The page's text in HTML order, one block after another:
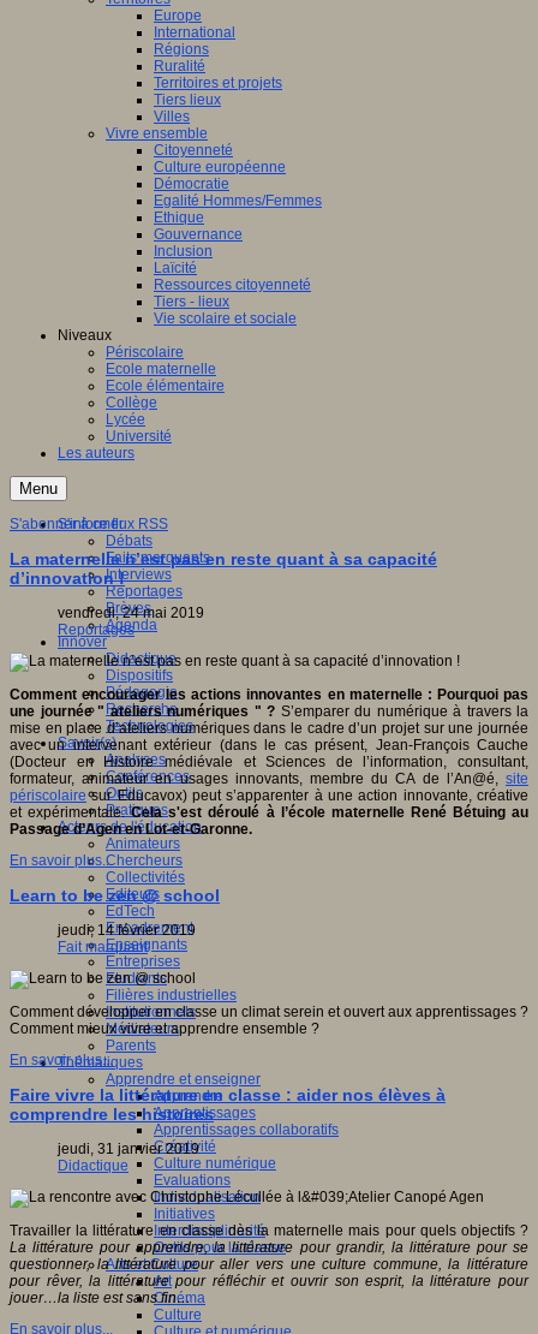
Europe
International
Régions
Ruralité
Territoires et projets
Tiers lieux
Villes
Vivre ensemble
Citoyenneté
Culture européenne
Démocratie
Egalité Hommes/Femmes
Ethique
Gouvernance
Inclusion
Laïcité
Ressources citoyenneté
Tiers - lieux
Vie scolaire et sociale
Niveaux
Périscolaire
Ecole maternelle
Ecole élémentaire
Collège
Lycée
Université
Les auteurs
Menu
S'informer
Débats
Faits marquants
Interviews
Reportages
Brèves
Agenda
Innover
Didactique
Dispositifs
Pédagogie
Recherche
Technologies
Savoir(s)
Analyses
Conférences
Outils
Pratiques
Acteurs de l'éducation
Animateurs
Chercheurs
Collectivités
Editeurs
EdTech
Encadrement
Enseignants
Entreprises
Etudiants
Filières industrielles
Institutionnels
Médiateurs
Parents
Thématiques
Apprendre et enseigner
Apprendre
Apprentissages
Apprentissages collaboratifs
Créativité
Culture numérique
Evaluations
Individualisation
Initiatives
Interdisciplinarité
Outils pour la classe
Arts et Culture
Art
Cinéma
Culture
S'abonner à ce flux RSS
La maternelle n’est pas en reste quant à sa capacité
d’innovation !
vendredi, 24 mai 2019
Reportages
Comment encourager les actions innovantes en maternelle : Pourquoi pas
une journée " ateliers numériques " ? S’emparer du numérique à travers la
mise en place d’ateliers numériques dans le cadre d’un projet sur une journée
avec un intervenant extérieur (dans le cas présent, Jean-François Cauche
(Docteur en Histoire médiévale et Sciences de l’information, consultant,
formateur, animateur en usages innovants, membre du CA de l’An@é, site
périscolairesur Educavox) peut s’apparenter à une action innovante, créative
et expérimentale.Cela s'est déroulé à l’école maternelle René Bétuing au
Passage d’Agen en Lot-et-Garonne.
En savoir plus...
Learn to be zen @ school
jeudi, 14 février 2019
Fait marquant
Comment développer en classe un climat serein et ouvert aux apprentissages ?
Comment mieux vivre et apprendre ensemble ?
En savoir plus...
Faire vivre la littérature en classe : aider nos élèves à
comprendre les histoires
jeudi, 31 janvier 2019
Didactique
Travailler la littérature en classe dès la maternelle mais pour quels objectifs ?
La littérature pour apprendre, la littérature pour grandir, la littérature pour se
questionner, la littérature pour aller vers une culture commune, la littérature
pour rêver, la littérature pour réfléchir et ouvrir son esprit, la littérature pour
jouer…la liste est sans fin…
En savoir plus...